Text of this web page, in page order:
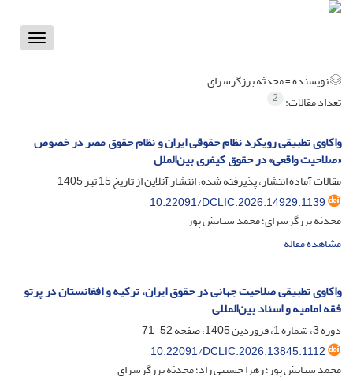
Toggle
نویسنده =محدثه برزگرسرای
تعداد مقالات: 2
واکاوی تطبیقی رویکرد نظام حقوقی ایران و نظام حقوق مصر در خصوص
«صلاحیت واقعی» در حقوق کیفری بین‌الملل
مقالات آماده انتشار، پذیرفته شده، انتشار آنلاین از تاریخ15 تیر 1405
10.22091/DCLIC.2026.14929.1139
محدثه برزگرسرای؛ محمد ستایش پور
مشاهده مقاله
واکاوی تطبیقی صلاحیت جهانی در حقوق ایران، ترکیه و افغانستان در پرتو
فقه امامیه و اسناد بین‌المللی
دوره 3، شماره 1، فروردین 1405، صفحه
52-71
10.22091/DCLIC.2026.13845.1112
محمد ستایش پور؛ زهرا حسینی راد؛ محدثه برزگرسرای